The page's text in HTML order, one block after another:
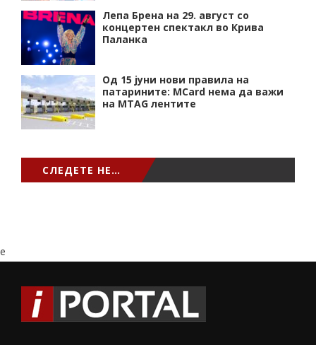
Лепа Брена на 29. август со
концертен спектакл во Крива
Паланка
Од 15 јуни нови правила на
патарините: MCard нема да важи
на MTAG лентите
СЛЕДЕТЕ НЕ…
e